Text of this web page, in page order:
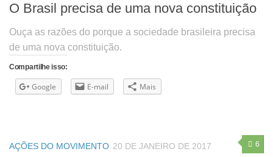
O Brasil precisa de uma nova constituição
Ouça as razões do porque a sociedade brasileira precisa
de uma nova constituição.
Compartilhe isso:
Google E-mail Mais
6
AÇÕES DO MOVIMENTO 20 DE JANEIRO DE 2017